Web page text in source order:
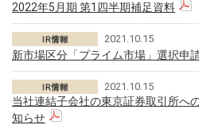
2022年5月期 第1四半期補足資料
2021.10.15
新市場区分「プライム市場」選択申
2021.10.15
当社連結子会社の東京証券取引所へ
知らせ